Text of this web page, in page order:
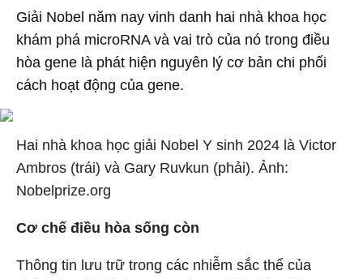
Giải Nobel năm nay vinh danh hai nhà khoa học
khám phá microRNA và vai trò của nó trong điều
hòa gene là phát hiện nguyên lý cơ bản chi phối
cách hoạt động của gene.
Hai nhà khoa học giải Nobel Y sinh 2024 là Victor
Ambros (trái) và Gary Ruvkun (phải). Ảnh:
Nobelprize.org
Cơ chế điều hòa sống còn
Thông tin lưu trữ trong các nhiễm sắc thể của